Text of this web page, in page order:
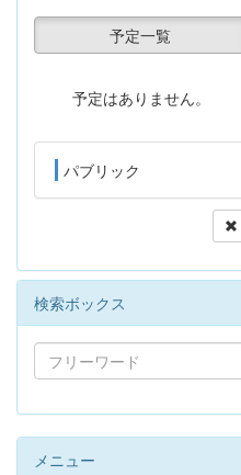
予定一覧
予定はありません。
パブリック
検索ボックス
メニュー